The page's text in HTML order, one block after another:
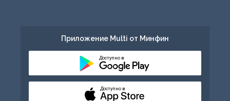
Приложение Multi от Минфин
Доступно в
Доступно в